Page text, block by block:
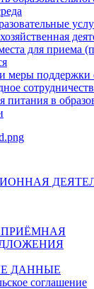
для приема
меры поддержки
питания в
ДАННЫЕ
соглашение